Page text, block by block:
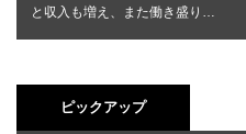
と収入も増え、また働き盛り…
ピックアップ